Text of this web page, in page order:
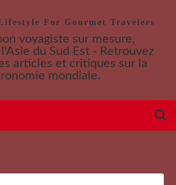
For Gourmet Travelers
voyagiste sur mesure,
du Sud Est - Retrouvez
articles et critiques sur la
mondiale.